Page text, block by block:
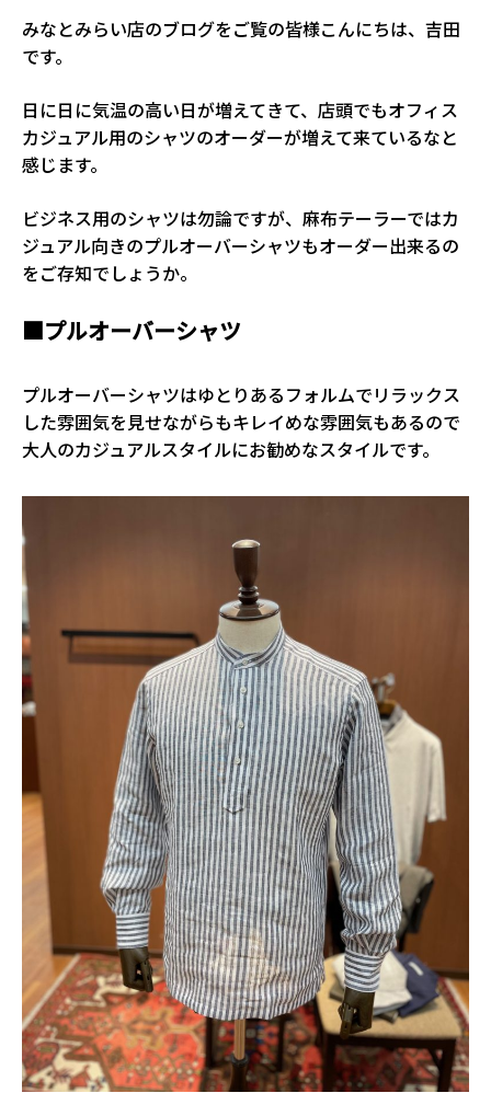
みなとみらい店のブログをご覧の皆様こんにちは、吉田
です。
日に日に気温の高い日が増えてきて、店頭でもオフィス
カジュアル用のシャツのオーダーが増えて来ているなと
感じます。
ビジネス用のシャツは勿論ですが、麻布テーラーではカ
ジュアル向きのプルオーバーシャツもオーダー出来るの
をご存知でしょうか。
■プルオーバーシャツ
プルオーバーシャツはゆとりあるフォルムでリラックス
した雰囲気を見せながらもキレイめな雰囲気もあるので
大人のカジュアルスタイルにお勧めなスタイルです。